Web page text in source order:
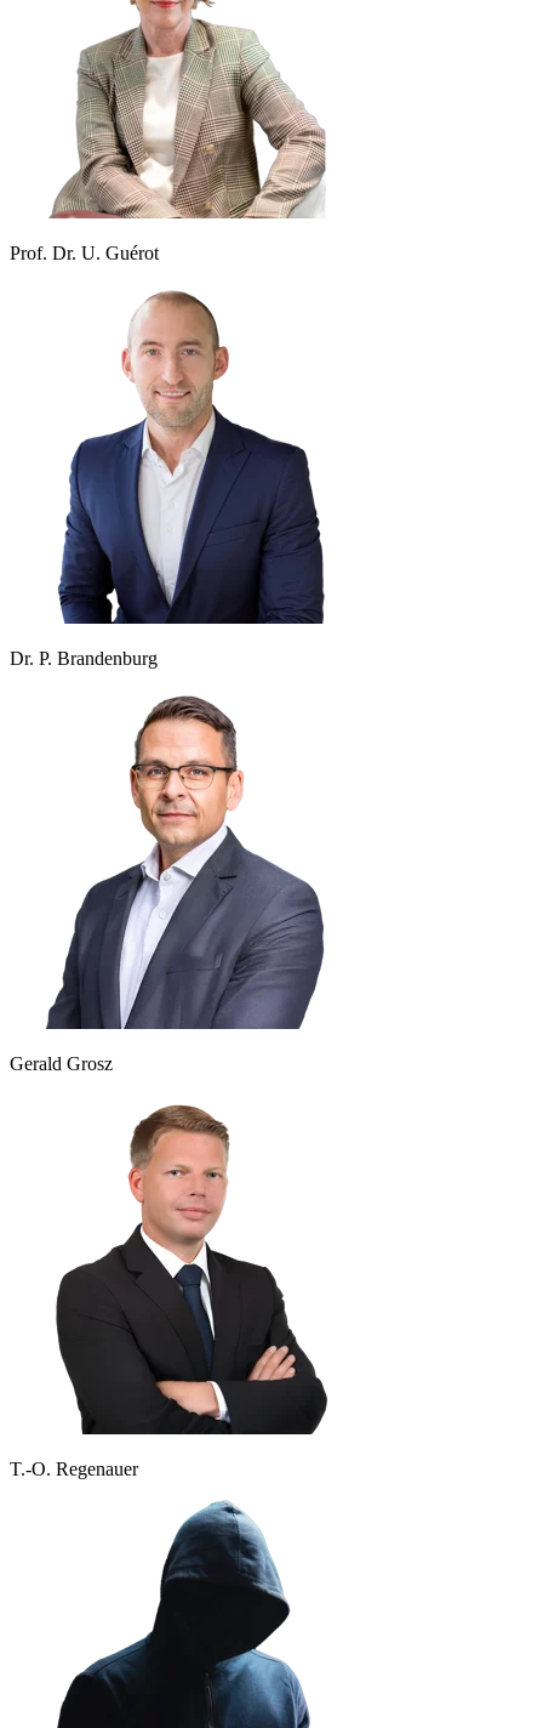
Prof. Dr. U. Guérot
Dr. P. Brandenburg
Gerald Grosz
T.-O. Regenauer